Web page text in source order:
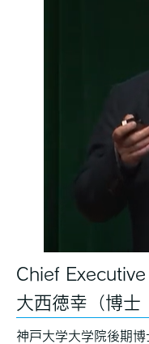
Chief Executive
大西徳幸（博士
神戸大学大学院後期博